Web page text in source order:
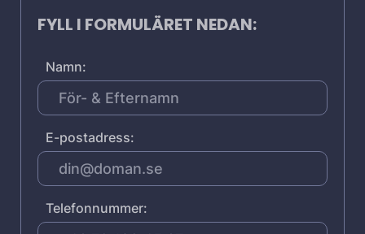
FYLL I FORMULÄRET NEDAN:
Namn:
E-postadress:
Telefonnummer: